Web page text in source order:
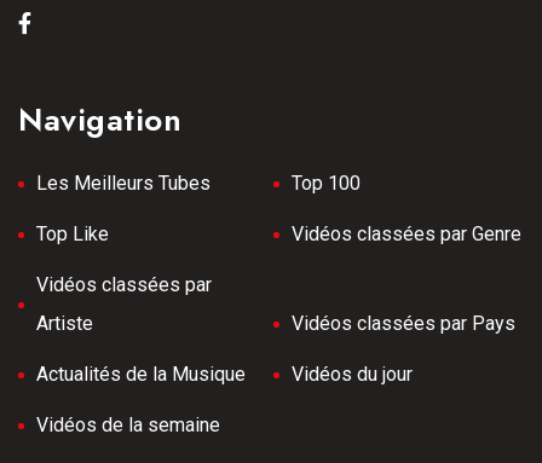
Navigation
Les Meilleurs Tubes Top 100
Top Like Vidéos classées par Genre
Vidéos classées par
Artiste
Vidéos classées par Pays
Actualités de la Musique Vidéos du jour
Vidéos de la semaine